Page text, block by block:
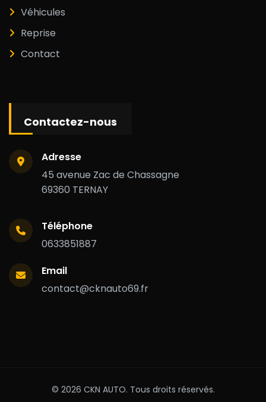
Véhicules
Reprise
Contact
Contactez-nous
Adresse
45 avenue Zac de Chassagne
69360 TERNAY
Téléphone
0633851887
Email
contact@cknauto69.fr
© 2026 CKN AUTO. Tous droits réservés.